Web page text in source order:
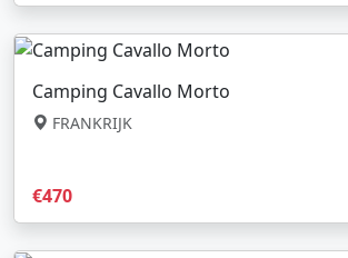
Camping Cavallo Morto
FRANKRIJK
€470